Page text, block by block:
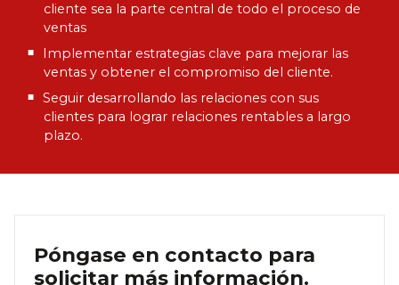
cliente sea la parte central de todo el proceso de
ventas
Implementar estrategias clave para mejorar las
ventas y obtener el compromiso del cliente.
Seguir desarrollando las relaciones con sus
clientes para lograr relaciones rentables a largo
plazo.
Póngase en contacto para
solicitar más información.